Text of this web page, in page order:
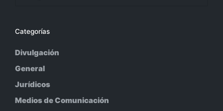
Categorías
Divulgación
General
Jurídicos
Medios de Comunicación